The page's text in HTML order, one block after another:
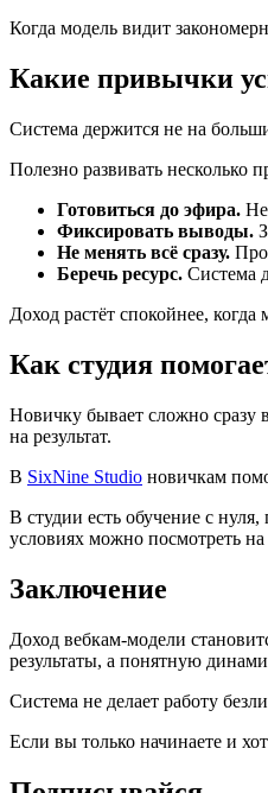
Когда модель видит
Какие привычки
Система держится не на
Полезно развивать несколько
Готовиться до эфира. Не
Фиксировать выводы.
Не менять всё сразу.
Беречь ресурс. Система
Доход растёт спокойнее,
Как студия
Новичку бывает сложно сразу
на результат.
В SixNine Studio новичкам
В студии есть обучение с
условиях можно посмотреть на
Заключение
Доход вебкам-модели
результаты, а понятную
Система не делает работу
Если вы только начинаете и